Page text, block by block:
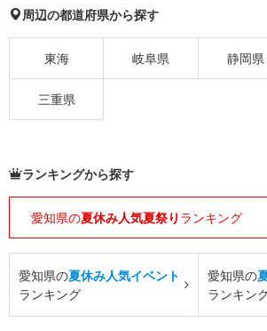
周辺の都道府県から探す
東海 岐阜県 静岡県
三重県
ランキングから探す
愛知県の夏休み人気夏祭り ランキング
愛知県の夏休み人気イベント
ランキング
愛知県の
ランキン